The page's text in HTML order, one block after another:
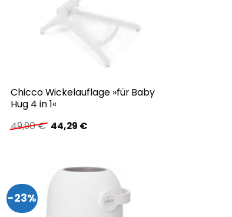
Chicco Wickelauflage »für Baby
Hug 4 in 1«
49,90€ Ursprünglicher
Preis
44,29 €Aktueller
-23%